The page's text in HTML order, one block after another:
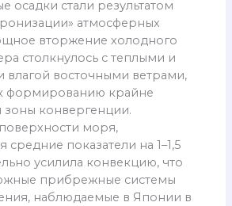
осадки стали результатом
атмосферных
вторжение холодного
столкнулось с теплыми и
восточными ветрами,
формированию крайне
зоны конвергенции.
моря,
показатели на 1–1,5
усилила конвекцию, что
прибрежные системы
наблюдаемые в Японии в